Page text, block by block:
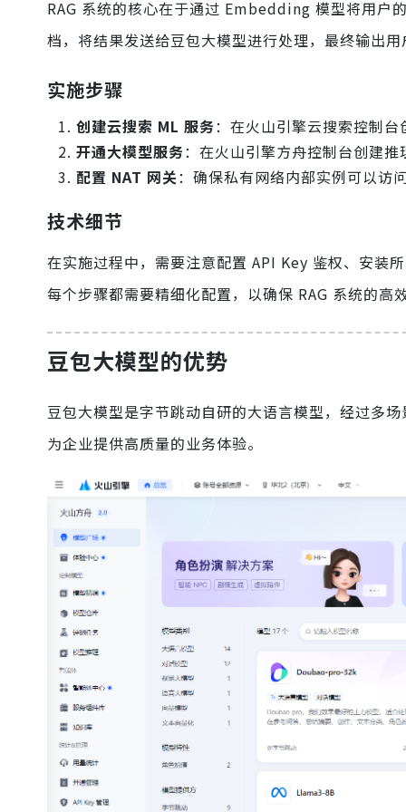
RAG 系统的核心在于通过 Embedding 模型将用户
档，将结果发送给豆包大模型进行处理，最终输出
实施步骤
创建云搜索 ML 服务：在火山引擎云搜索控制
开通大模型服务：在火山引擎方舟控制台创建
配置 NAT 网关：确保私有网络内部实例可以访
技术细节
在实施过程中，需要注意配置 API Key 鉴权、安装
每个步骤都需要精细化配置，以确保 RAG 系统的高
豆包大模型的优势
豆包大模型是字节跳动自研的大语言模型，经过多
为企业提供高质量的业务体验。